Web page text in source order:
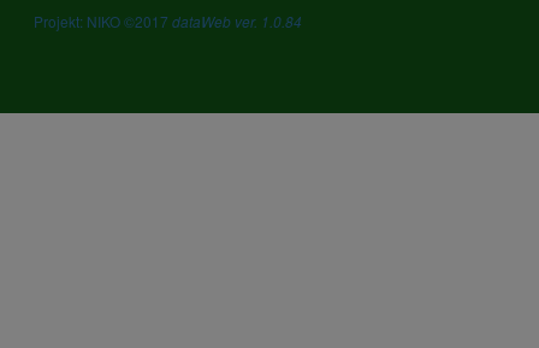
Projekt: NIKO ©2017 dataWeb ver. 1.0.84